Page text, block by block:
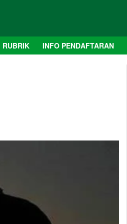
RUBRIK INFO PENDAFTARAN